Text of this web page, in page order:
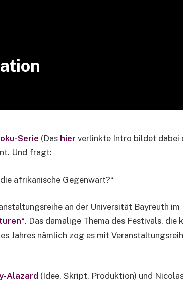
Serie (Das hier verlinkte Intro bildet dabei
Und fragt:
afrikanische Gegenwart?“
an der Universität Bayreuth
. Das damalige Thema des Festivals,
Jahres nämlich zog es mit
Alazard (Idee, Skript, Produktion) und